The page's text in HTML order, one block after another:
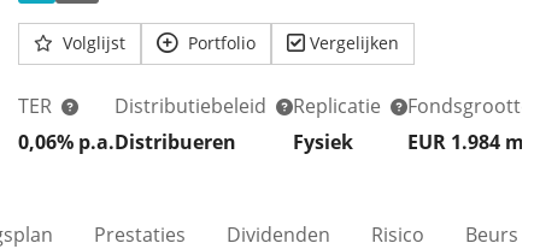
Volglijst Portfolio Vergelijken
TER
0,06% p.a.
Distributiebeleid
Distribueren
Replicatie
Fysiek
Fondsgrootte
EUR 1.984 m
Prestaties Dividenden Risico Beurs